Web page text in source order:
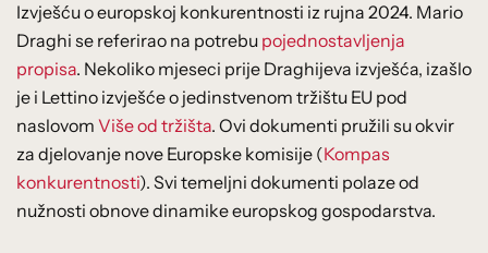
Izvješću o europskoj konkurentnosti iz rujna 2024. Mario
Draghi se referirao na potrebu pojednostavljenja
propisa. Nekoliko mjeseci prije Draghijeva izvješća, izašlo
je i Lettino izvješće o jedinstvenom tržištu EU pod
naslovom Više od tržišta. Ovi dokumenti pružili su okvir
za djelovanje nove Europske komisije (Kompas
konkurentnosti). Svi temeljni dokumenti polaze od
nužnosti obnove dinamike europskog gospodarstva.